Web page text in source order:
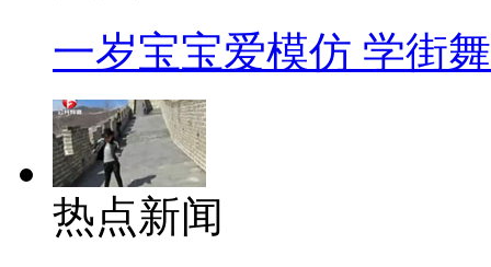
一岁宝宝爱模仿 学街
热点新闻